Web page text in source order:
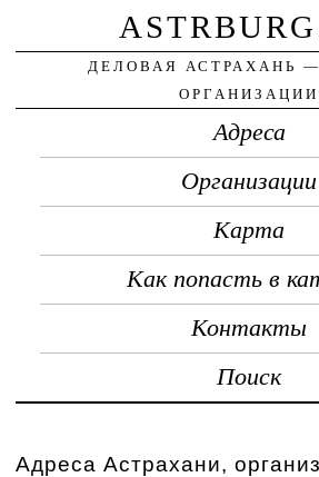
ДЕЛОВАЯ АСТРАХАНЬ —
ОРГАНИЗАЦИИ
Адреса
Организации
Карта
Как попасть в
Контакты
Поиск
Адреса Астрахани,